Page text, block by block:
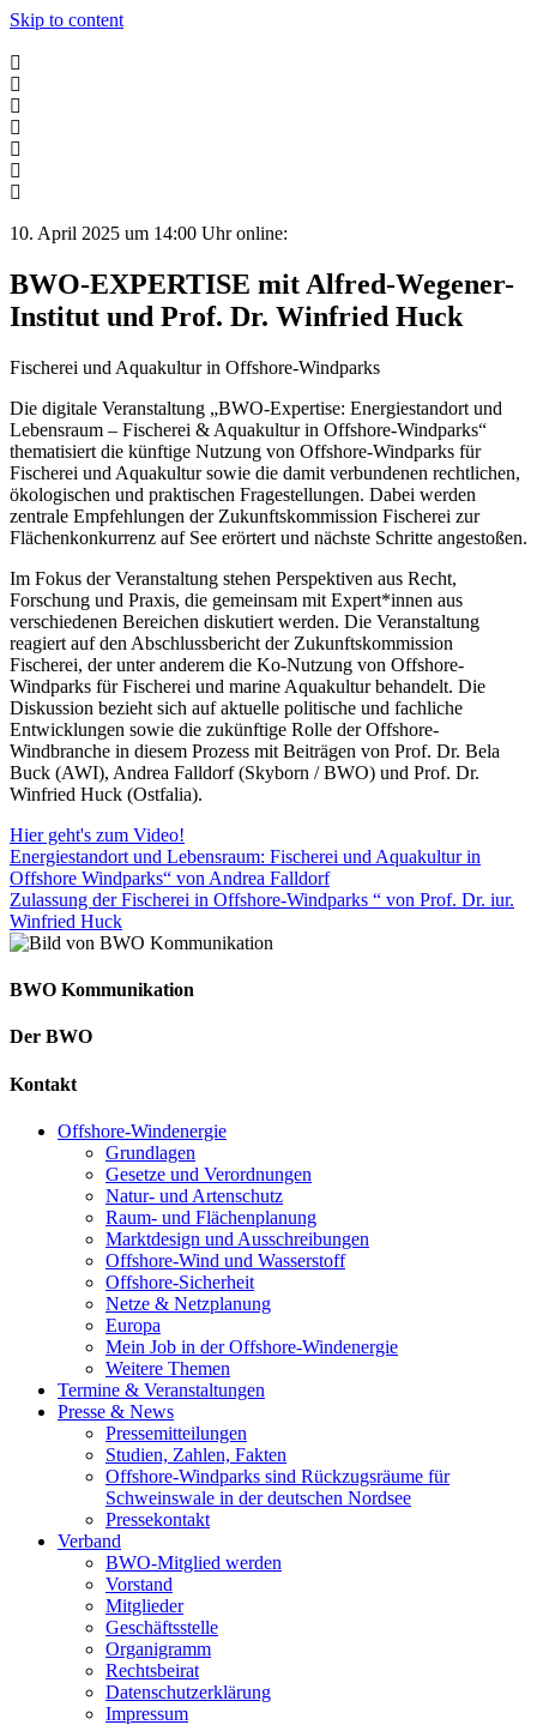
Skip to content
10. April 2025 um 14:00 Uhr online:
BWO-EXPERTISE mit Alfred-Wegener-
Institut und Prof. Dr. Winfried Huck
Fischerei und Aquakultur in Offshore-Windparks
Die digitale Veranstaltung „BWO-Expertise: Energiestandort und
Lebensraum – Fischerei & Aquakultur in Offshore-Windparks“
thematisiert die künftige Nutzung von Offshore-Windparks für
Fischerei und Aquakultur sowie die damit verbundenen rechtlichen,
ökologischen und praktischen Fragestellungen. Dabei werden
zentrale Empfehlungen der Zukunftskommission Fischerei zur
Flächenkonkurrenz auf See erörtert und nächste Schritte angestoßen.
Im Fokus der Veranstaltung stehen Perspektiven aus Recht,
Forschung und Praxis, die gemeinsam mit Expert*innen aus
verschiedenen Bereichen diskutiert werden. Die Veranstaltung
reagiert auf den Abschlussbericht der Zukunftskommission
Fischerei, der unter anderem die Ko-Nutzung von Offshore-
Windparks für Fischerei und marine Aquakultur behandelt. Die
Diskussion bezieht sich auf aktuelle politische und fachliche
Entwicklungen sowie die zukünftige Rolle der Offshore-
Windbranche in diesem Prozess mit Beiträgen von Prof. Dr. Bela
Buck (AWI), Andrea Falldorf (Skyborn / BWO) und Prof. Dr.
Winfried Huck (Ostfalia).
Hier geht's zum Video!
Energiestandort und Lebensraum: Fischerei und Aquakultur in
Offshore Windparks“ von Andrea Falldorf
Zulassung der Fischerei in Offshore-Windparks “ von Prof. Dr. iur.
Winfried Huck
BWO Kommunikation
Der BWO
Kontakt
Offshore-Windenergie
Grundlagen
Gesetze und Verordnungen
Natur- und Artenschutz
Raum- und Flächenplanung
Marktdesign und Ausschreibungen
Offshore-Wind und Wasserstoff
Offshore-Sicherheit
Netze & Netzplanung
Europa
Mein Job in der Offshore-Windenergie
Weitere Themen
Termine & Veranstaltungen
Presse & News
Pressemitteilungen
Studien, Zahlen, Fakten
Offshore-Windparks sind Rückzugsräume für
Schweinswale in der deutschen Nordsee
Pressekontakt
Verband
BWO-Mitglied werden
Vorstand
Mitglieder
Geschäftsstelle
Organigramm
Rechtsbeirat
Datenschutzerklärung
Impressum